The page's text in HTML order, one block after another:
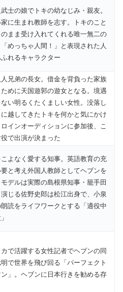
士の娘でトキの幼なじみ・親友。
に生まれ教師を志す。トキのこと
まま受け入れてくれる唯一無二の
めっちゃ人間！」と表現された人
れるキャラクター
兄弟の長女。借金を背負った家族
めに天国遊郭の遊女となる。境遇
い明るくたくましい女性。没落し
越してきたトキを何かと気にかけ
インオーディションに参加後、こ
で出演が決まった
よなく愛する知事。英語教育の充
と考え外国人教師としてヘブンを
デルは実際の島根県知事・籠手田
じる佐野史郎は松江出身で、小泉
朗読をライフワークとする「適役中
で活躍する女性記者でヘブンの同
で世界を飛び回る「パーフェクト
」。ヘブンに日本行きを勧める存